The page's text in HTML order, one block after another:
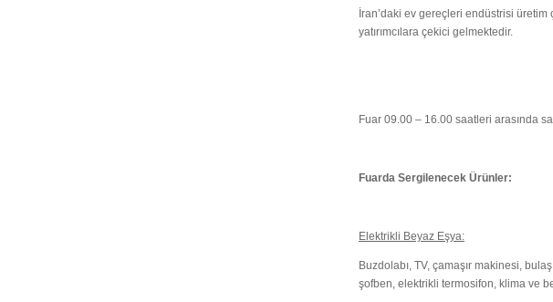
İran’daki ev gereçleri endüstrisi
yatırımcılara çekici gelmektedir.
Fuar 09.00 – 16.00 saatleri arasında
Fuarda Sergilenecek Ürünler:
Elektrikli Beyaz Eşya:
Buzdolabı, TV, çamaşır makinesi,
şofben, elektrikli termosifon, klima ve